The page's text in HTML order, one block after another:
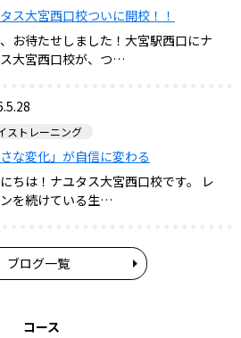
ス大宮西口校ついに開校！！
お待たせしました！大宮駅西口にナ
大宮西口校が、つ…
ストレーニング
さな変化」が自信に変わる
ちは！ナユタス大宮西口校です。 レ
を続けている生…
ブログ一覧
コース